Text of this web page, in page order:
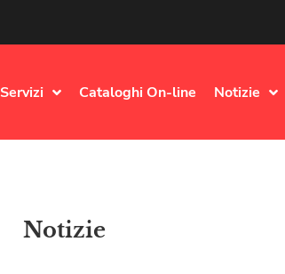
Servizi Cataloghi On-line Notizie
Notizie